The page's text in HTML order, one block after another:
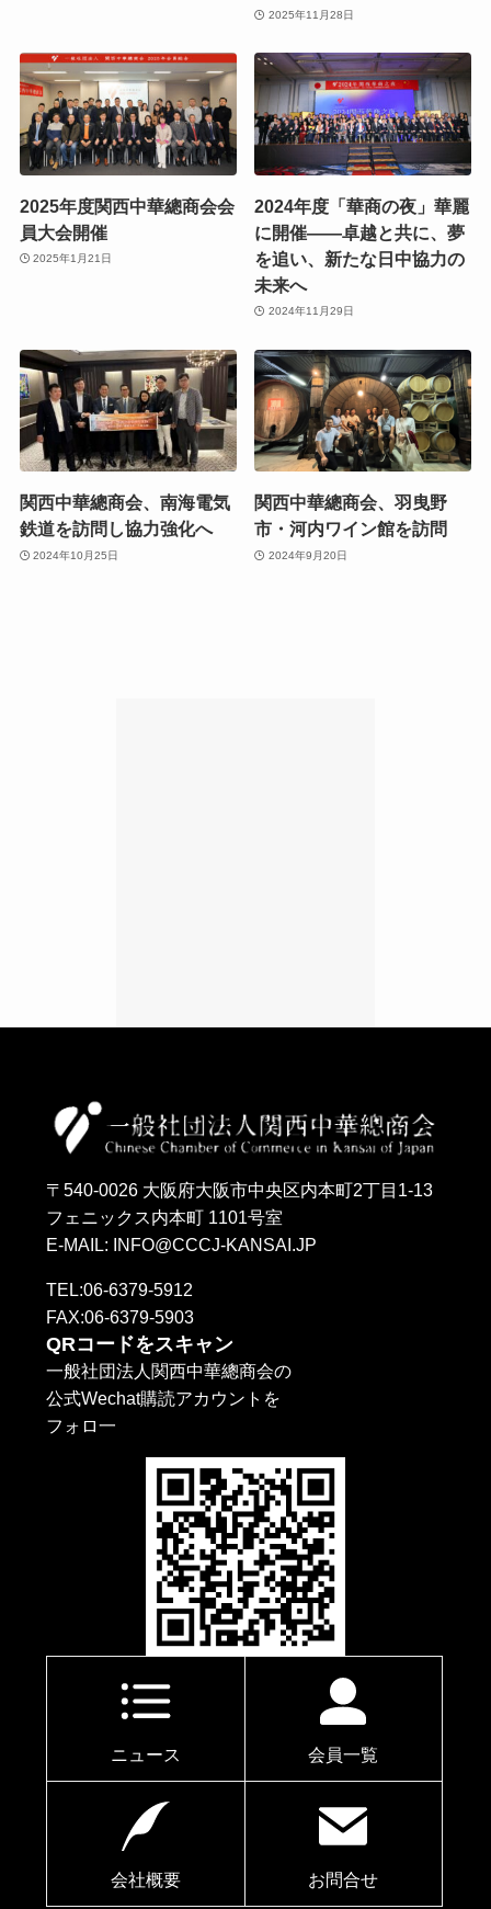
2025年11月28日
2025年度関西中華總商会会
員大会開催
2025年1月21日
2024年度「華商の夜」華麗
に開催——卓越と共に、夢
を追い、新たな日中協力の
未来へ
2024年11月29日
関西中華總商会、南海電気
鉄道を訪問し協力強化へ
2024年10月25日
関西中華總商会、羽曳野
市・河内ワイン館を訪問
2024年9月20日
〒540-0026 大阪府大阪市中央区内本町2丁目1-13
フェニックス内本町 1101号室
E-MAIL: INFO@CCCJ-KANSAI.JP
TEL:06-6379-5912
FAX:06-6379-5903
QRコードをスキャン
一般社団法人関西中華總商会の
公式Wechat購読アカウントを
フォロ一
ニュース 会員一覧
会社概要 お問合せ